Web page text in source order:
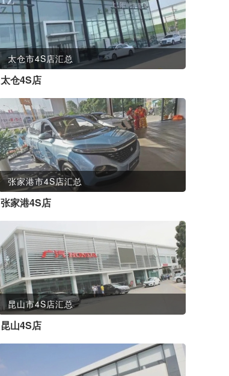
太仓市4S店汇总
太仓4S店
张家港市4S店汇总
张家港4S店
昆山市4S店汇总
昆山4S店